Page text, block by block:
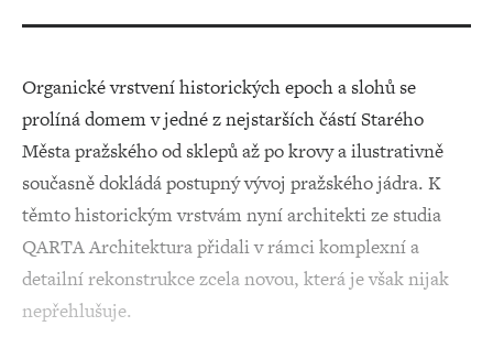
Organické vrstvení historických epoch a slohů se
prolíná domem v jedné z nejstarších částí Starého
Města pražského od sklepů až po krovy a ilustrativně
současně dokládá postupný vývoj pražského jádra. K
těmto historickým vrstvám nyní architekti ze studia
QARTA Architektura přidali v rámci komplexní a
detailní rekonstrukce zcela novou, která je však nijak
nepřehlušuje.